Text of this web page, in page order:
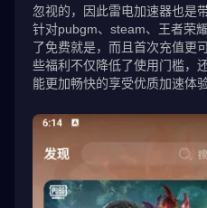
忽视的，因此雷电加速器也是
针对pubgm、steam、王者荣
了免费就是，而且首次充值更
些福利不仅降低了使用门槛，
能更加畅快的享受优质加速体